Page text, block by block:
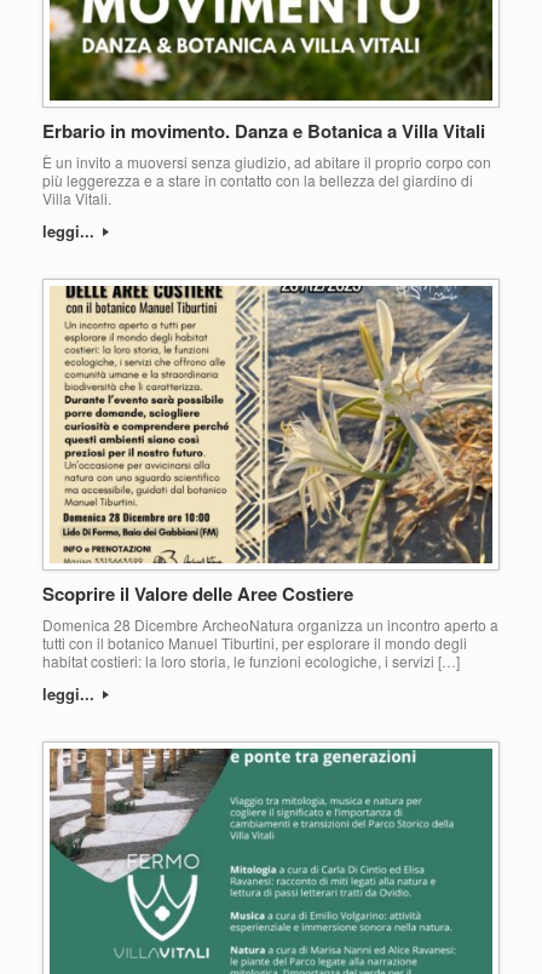
Erbario in movimento. Danza e Botanica a Villa Vitali
È un invito a muoversi senza giudizio, ad abitare il proprio corpo con
più leggerezza e a stare in contatto con la bellezza del giardino di
Villa Vitali.
leggi...
Scoprire il Valore delle Aree Costiere
Domenica 28 Dicembre ArcheoNatura organizza un incontro aperto a
tutti con il botanico Manuel Tiburtini, per esplorare il mondo degli
habitat costieri: la loro storia, le funzioni ecologiche, i servizi […]
leggi...